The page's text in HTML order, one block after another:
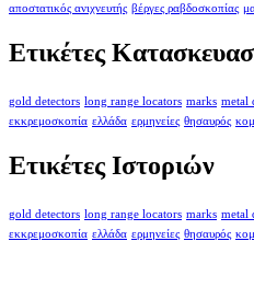
αποστατικός ανιχνευτής βέργες ραβδοσκοπίας
Ετικέτες
gold detectors long range locators marks metal
εκκρεμοσκοπία ελλάδα ερμηνείες θησαυρός
Ετικέτες Ιστοριών
gold detectors long range locators marks metal
εκκρεμοσκοπία ελλάδα ερμηνείες θησαυρός